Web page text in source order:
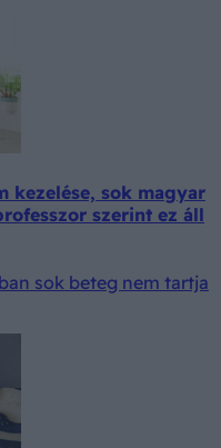
kezelése, sok magyar
szerint ez áll
sok beteg nem tartja